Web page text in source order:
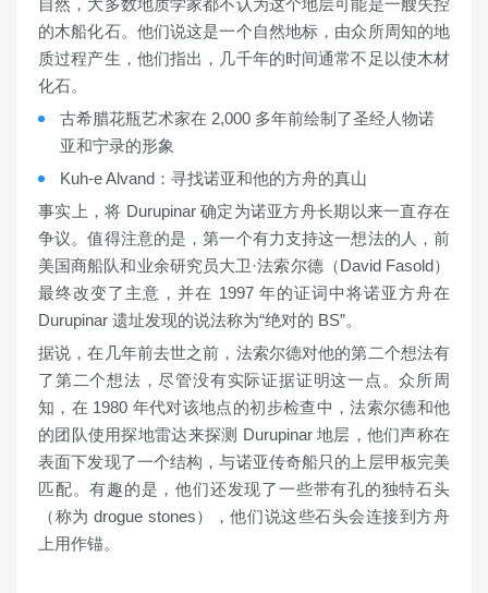
自然，大多数地质学家都不认为这个地层可能是一艘失控
的木船化石。他们说这是一个自然地标，由众所周知的地
质过程产生，他们指出，几千年的时间通常不足以使木材
化石。
古希腊花瓶艺术家在 2,000 多年前绘制了圣经人物诺
亚和宁录的形象
Kuh-e Alvand：寻找诺亚和他的方舟的真山
事实上，将 Durupinar 确定为诺亚方舟长期以来一直存在
争议。值得注意的是，第一个有力支持这一想法的人，前
美国商船队和业余研究员大卫·法索尔德（David Fasold）
最终改变了主意，并在 1997 年的证词中将诺亚方舟在
Durupinar 遗址发现的说法称为“绝对的 BS”。
据说，在几年前去世之前，法索尔德对他的第二个想法有
了第二个想法，尽管没有实际证据证明这一点。众所周
知，在 1980 年代对该地点的初步检查中，法索尔德和他
的团队使用探地雷达来探测 Durupinar 地层，他们声称在
表面下发现了一个结构，与诺亚传奇船只的上层甲板完美
匹配。有趣的是，他们还发现了一些带有孔的独特石头
（称为 drogue stones），他们说这些石头会连接到方舟
上用作锚。